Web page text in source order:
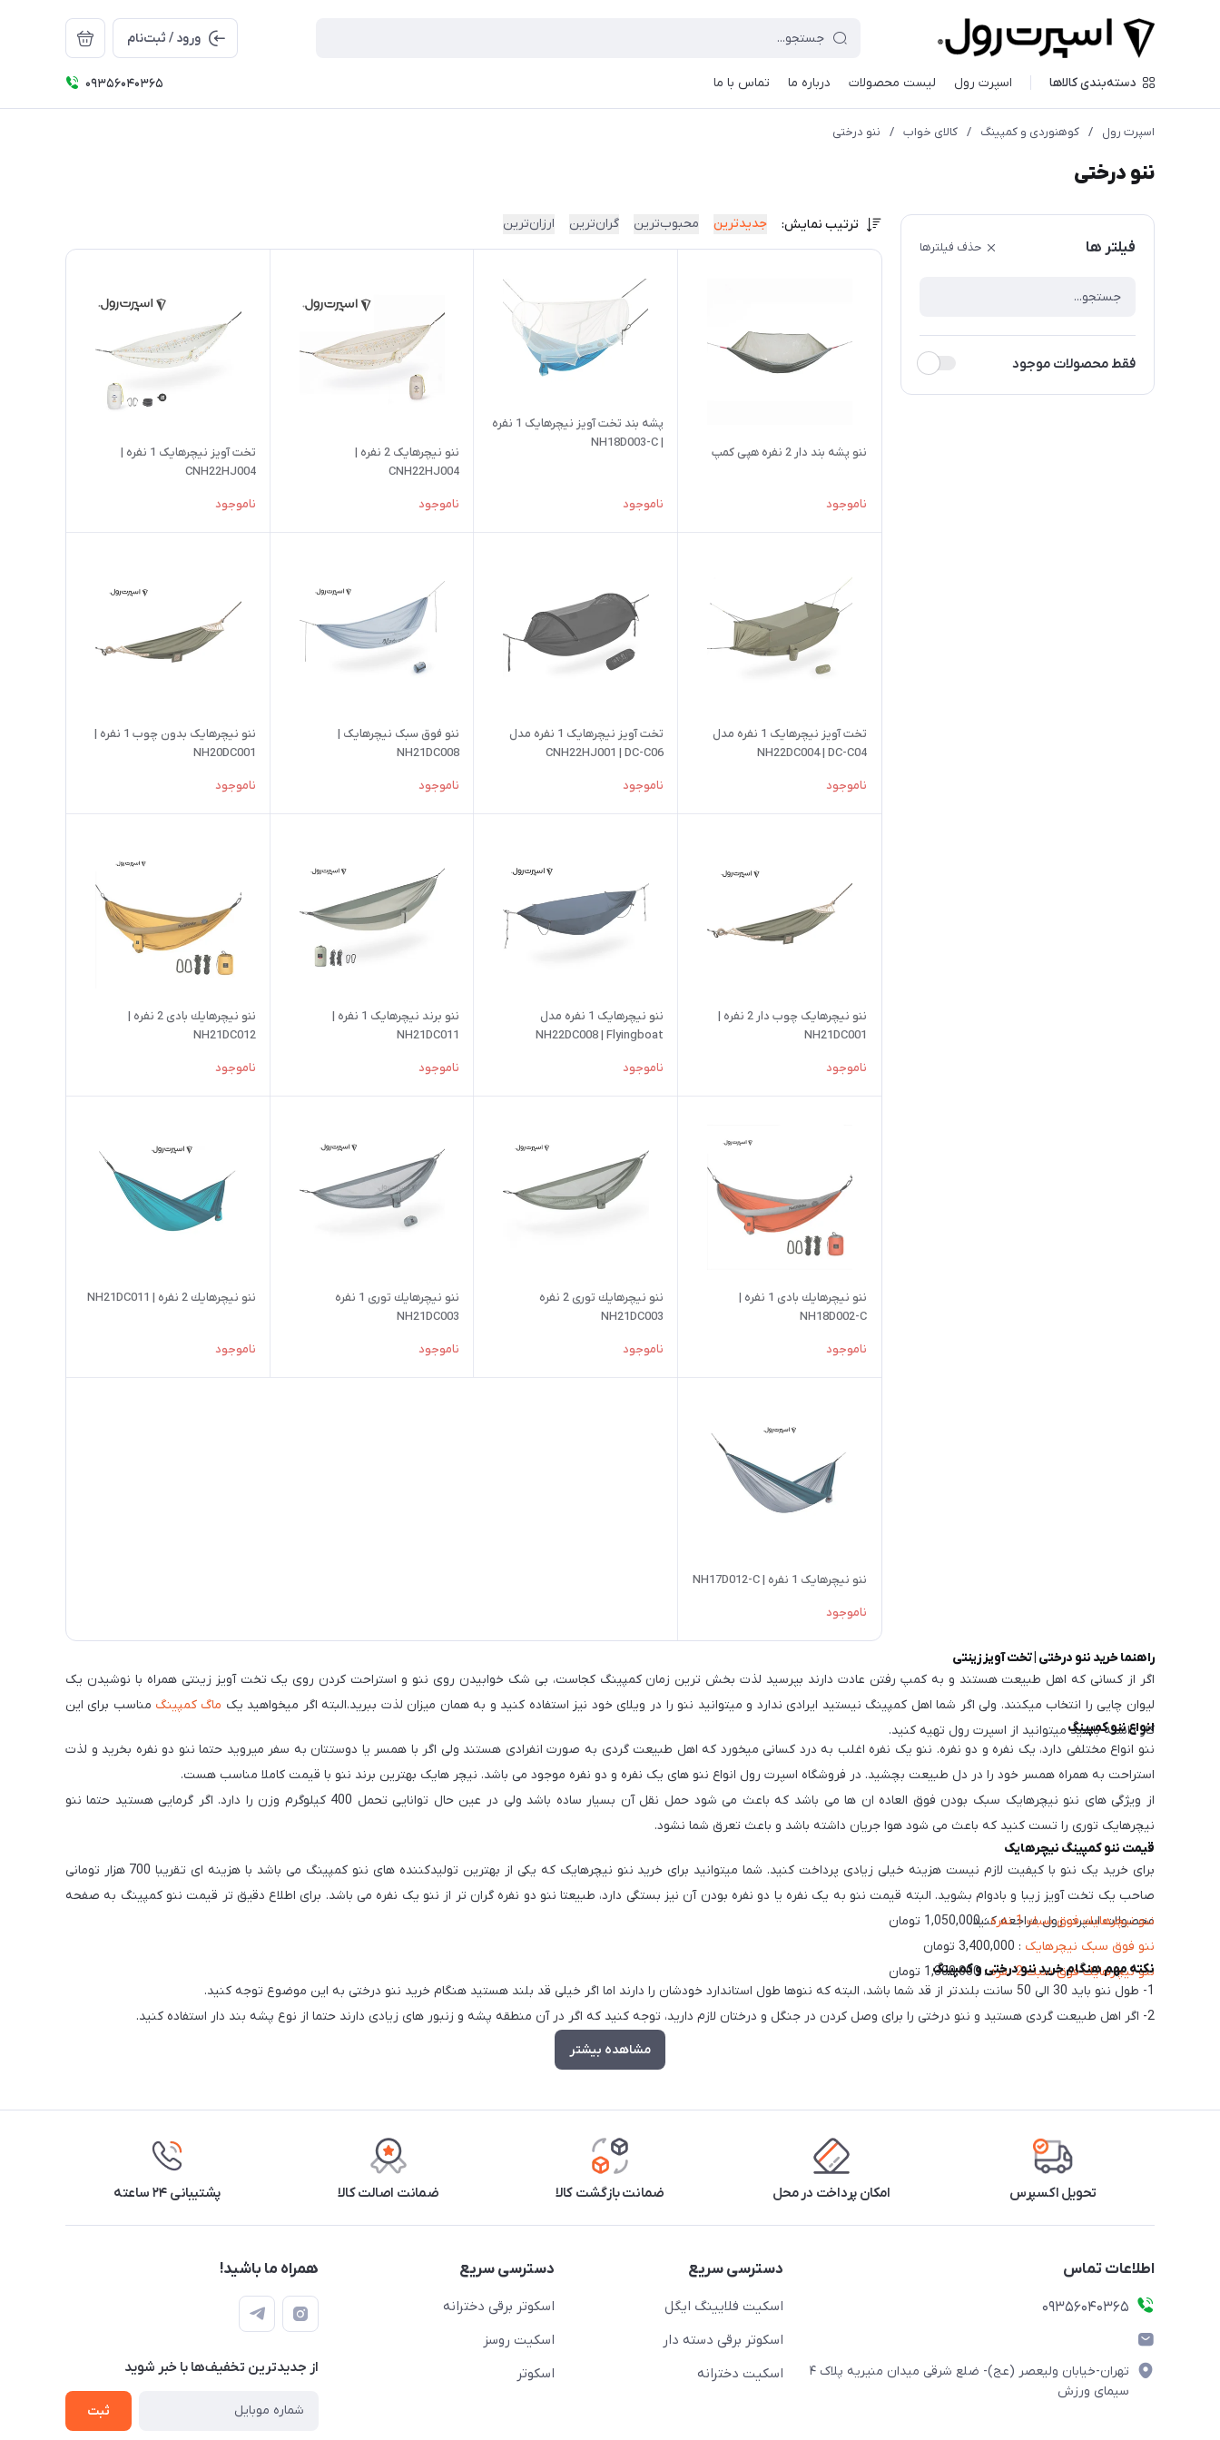
ورود / ثبت‌نام
دسته‌بندی کالاها اسپرت رول لیست محصولات درباره ما تماس با ما 09356040365
اسپرت رول / کوهنوردی و کمپینگ / کالای خواب / ننو درختی
ننو درختی
فیلتر ها حذف فیلترها
فقط محصولات موجود
ترتیب نمایش: جدیدترین محبوب‌ترین گران‌ترین ارزان‌ترین
ننو پشه بند دار 2 نفره هپی کمپ
ناموجود
پشه بند تخت آویز نیچرهایک 1 نفره
| NH18D003-C
ناموجود
ننو نیچرهایک 2 نفره |
CNH22HJ004
ناموجود
تخت آویز نیچرهایک 1 نفره |
CNH22HJ004
ناموجود
تخت آویز نیچرهایک 1 نفره مدل
NH22DC004 | DC-C04
ناموجود
تخت آویز نیچرهایک 1 نفره مدل
CNH22HJ001 | DC-C06
ناموجود
ننو فوق سبک نیچرهایک |
NH21DC008
ناموجود
ننو نیچرهایک بدون چوب 1 نفره |
NH20DC001
ناموجود
ننو نیچرهایک چوب دار 2 نفره |
NH21DC001
ناموجود
ننو نیچرهایک 1 نفره مدل
NH22DC008 | Flyingboat
ناموجود
ننو برند نیچرهایک 1 نفره |
NH21DC011
ناموجود
ننو نيچرهايك بادی 2 نفره |
NH21DC012
ناموجود
ننو نيچرهايك بادی 1 نفره |
NH18D002-C
ناموجود
ننو نيچرهايك توری 2 نفره
NH21DC003
ناموجود
ننو نيچرهايك توری 1 نفره
NH21DC003
ناموجود
ننو نيچرهايك 2 نفره | NH21DC011
ناموجود
ننو نیچرهایک 1 نفره | NH17D012-C
ناموجود
راهنما خرید ننو درختی | تخت آویز زینتی
اگر از کسانی که اهل طبیعت هستند و به کمپ رفتن عادت دارند بپرسید لذت بخش ترین زمان کمپینگ کجاست، بی شک خوابیدن روی ننو و استراحت کردن روی یک تخت آویز زینتی همراه با نوشیدن یک
لیوان چایی را انتخاب میکنند. ولی اگر شما اهل کمپینگ نیستید ایرادی ندارد و میتوانید ننو را در ویلای خود نیز استفاده کنید و به همان میزان لذت ببرید.البته اگر میخواهید یک ماگ کمپینگ مناسب برای این
کار داشته باشید میتوانید از اسپرت رول تهیه کنید.
انواع ننو کمپینگ
ننو انواع مختلفی دارد، یک نفره و دو نفره. ننو یک نفره اغلب به درد کسانی میخورد که اهل طبیعت گردی به صورت انفرادی هستند ولی اگر با همسر یا دوستتان به سفر میروید حتما ننو دو نفره بخرید و لذت
استراحت به همراه همسر خود را در دل طبیعت بچشید. در فروشگاه اسپرت رول انواع ننو های یک نفره و دو نفره موجود می باشد. نیچر هایک بهترین برند ننو با قیمت کاملا مناسب هست.
از ویژگی های ننو نیچرهایک سبک بودن فوق العاده ان ها می باشد که باعث می شود حمل نقل آن بسیار ساده باشد ولی در عین حال توانایی تحمل 400 کیلوگرم وزن را دارد. اگر گرمایی هستید حتما ننو
نیچرهایک توری را تست کنید که باعث می شود هوا جریان داشته باشد و باعث تعرق شما نشود.
قیمت ننو کمپینگ نیچرهایک
برای خرید یک ننو با کیفیت لازم نیست هزینه خیلی زیادی پرداخت کنید. شما میتوانید برای خرید ننو نیچرهایک که یکی از بهترین تولیدکننده های ننو کمپینگ می باشد با هزینه ای تقریبا 700 هزار تومانی
صاحب یک تخت آویز زیبا و بادوام بشوید. البته قیمت ننو به یک نفره یا دو نفره بودن آن نیز بستگی دارد، طبیعتا ننو دو نفره گران تر از ننو یک نفره می باشد. برای اطلاع دقیق تر قیمت ننو کمپینگ به صفحه
محصولات اسپرت رول مراجعه کنید.
ننو نيچرهايك فوق سبك 1 نفره
: 1,050,000 تومان
ننو فوق سبک نیچرهایک : 3,400,000 تومان
ننو نيچرهايك فوق سبك 2 نفره
: 1,300,000 تومان
نکته مهم هنگام خرید ننو درختی و کمپینگ
1- طول ننو باید 30 الی 50 سانت بلندتر از قد شما باشد، البته که ننوها طول استاندارد خودشان را دارند اما اگر خیلی قد بلند هستید هنگام خرید ننو درختی به این موضوع توجه کنید.
2- اگر اهل طبیعت گردی هستید و ننو درختی را برای وصل کردن در جنگل و درختان لازم دارید، توجه کنید که اگر در آن منطقه پشه و زنبور های زیادی دارند حتما از نوع پشه بند دار استفاده کنید.
مشاهده بیشتر
تحویل اکسپرس امکان پرداخت در محل ضمانت بازگشت کالا ضمانت اصالت کالا پشتیبانی ۲۴ ساعته
اطلاعات تماس
۰۹۳۵۶۰۴۰۳۶۵
تهران-خیابان ولیعصر (عج)- ضلع شرقی میدان منیریه پلاک ۴
سیمای ورزش
دسترسی سریع
اسکیت فلایینگ ایگل
اسکوتر برقی دسته دار
اسکیت دخترانه
دسترسی سریع
اسکوتر برقی دخترانه
اسکیت روسز
اسکوتر
همراه ما باشید!
از جدید‌ترین تخفیف‌ها با‌ خبر شوید
ثبت